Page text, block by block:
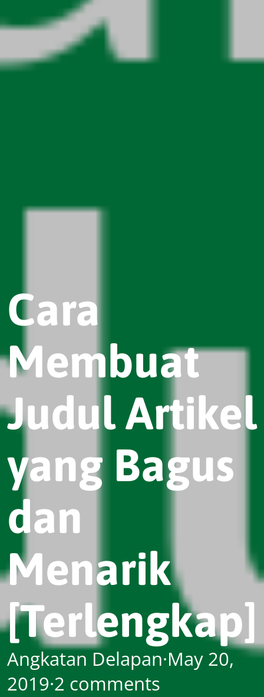
Cara
Membuat
Judul Artikel
yang Bagus
dan
Menarik
[Terlengkap]
Angkatan Delapan·May 20,
2019·2 comments